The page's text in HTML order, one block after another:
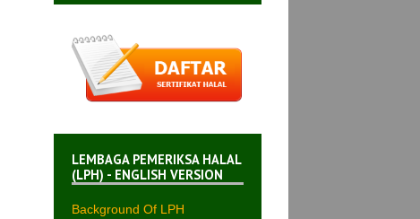
LEMBAGA PEMERIKSA HALAL
(LPH) - ENGLISH VERSION
Background Of LPH